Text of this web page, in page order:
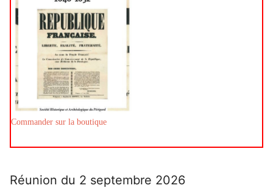
Commander sur la boutique
Réunion du 2 septembre 2026